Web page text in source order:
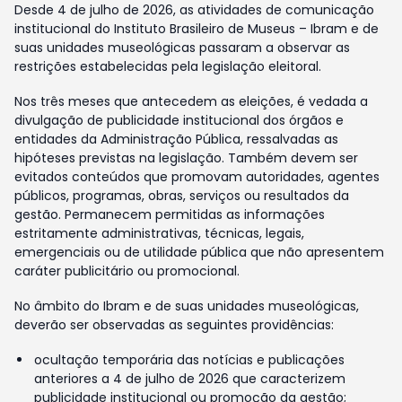
Desde 4 de julho de 2026, as atividades de comunicação
institucional do Instituto Brasileiro de Museus – Ibram e de
suas unidades museológicas passaram a observar as
restrições estabelecidas pela legislação eleitoral.
Nos três meses que antecedem as eleições, é vedada a
divulgação de publicidade institucional dos órgãos e
entidades da Administração Pública, ressalvadas as
hipóteses previstas na legislação. Também devem ser
evitados conteúdos que promovam autoridades, agentes
públicos, programas, obras, serviços ou resultados da
gestão. Permanecem permitidas as informações
estritamente administrativas, técnicas, legais,
emergenciais ou de utilidade pública que não apresentem
caráter publicitário ou promocional.
No âmbito do Ibram e de suas unidades museológicas,
deverão ser observadas as seguintes providências:
ocultação temporária das notícias e publicações
anteriores a 4 de julho de 2026 que caracterizem
publicidade institucional ou promoção da gestão;